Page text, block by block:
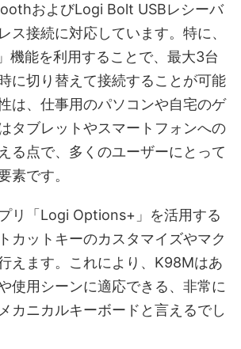
およびLogi Bolt USBレシーバ
ス接続に対応しています。特に、
機能を利用することで、最大3台
に切り替えて接続することが可能
は、仕事用のパソコンや自宅のゲ
タブレットやスマートフォンへの
る点で、多くのユーザーにとって
素です。
リ「Logi Options+」を活用する
カットキーのカスタマイズやマク
えます。これにより、K98Mはあ
使用シーンに適応できる、非常に
カニカルキーボードと言えるでし